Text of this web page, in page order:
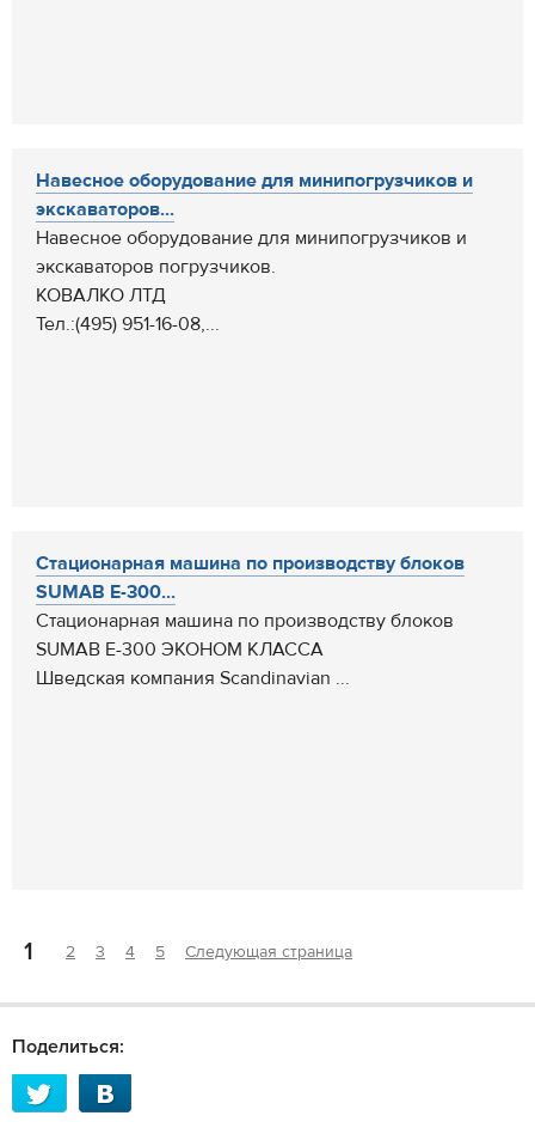
Навесное оборудование для минипогрузчиков и
экскаваторов...
Навесное оборудование для минипогрузчиков и
экскаваторов погрузчиков.
КОВАЛКО ЛТД
Тел.:(495) 951-16-08,...
Стационарная машина по производству блоков
SUMAB E-300...
Стационарная машина по производству блоков
SUMAB E-300 ЭКОНОМ КЛАССА
Шведская компания Scandinavian ...
1 2 3 4 5 Следующая страница
Поделиться: